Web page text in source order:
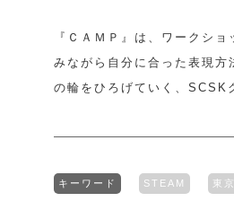
『ＣＡＭＰ』は、ワークシ
みながら自分に合った表現
の輪をひろげていく、SCSK
キーワード STEAM 東